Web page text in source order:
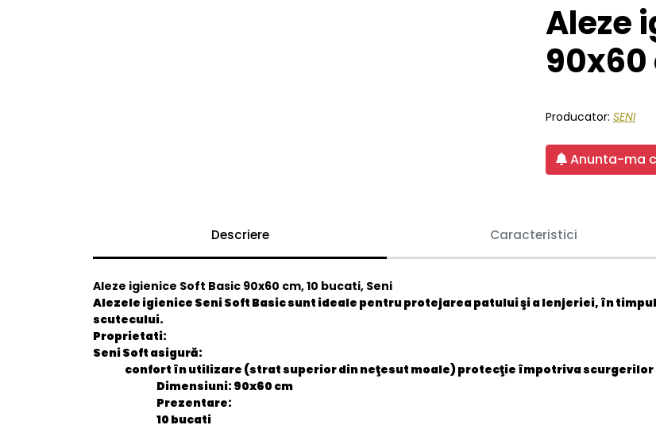
Aleze
90x60
Producator: SENI
Anunta-ma
Descriere Caracteristici
Aleze igienice Soft Basic 90x60 cm, 10 bucati, Seni
Alezele igienice Seni Soft Basic sunt ideale pentru protejarea patului şi a lenjeriei, în
scutecului.
Proprietati:
Seni Soft asigură:
confort în utilizare (strat superior din neţesut moale) protecţie împotriva
Dimensiuni:90x60 cm
Prezentare:
10 bucati